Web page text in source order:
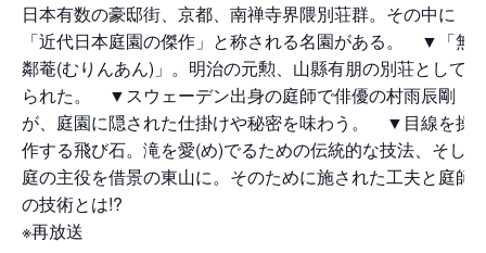
日本有数の豪邸街、京都、南禅寺界隈別荘群。その中に
「近代日本庭園の傑作」と称される名園がある。 ▼「無
鄰菴(むりんあん)」。明治の元勲、山縣有朋の別荘として造
られた。 ▼スウェーデン出身の庭師で俳優の村雨辰剛
が、庭園に隠された仕掛けや秘密を味わう。 ▼目線を操
作する飛び石。滝を愛(め)でるための伝統的な技法、そして
庭の主役を借景の東山に。そのために施された工夫と庭師
の技術とは!?
※再放送